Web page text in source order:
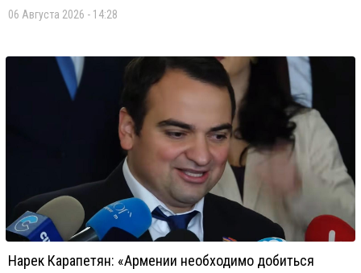
06 Августа 2026 - 14:28
Нарек Карапетян: «Армении необходимо добиться